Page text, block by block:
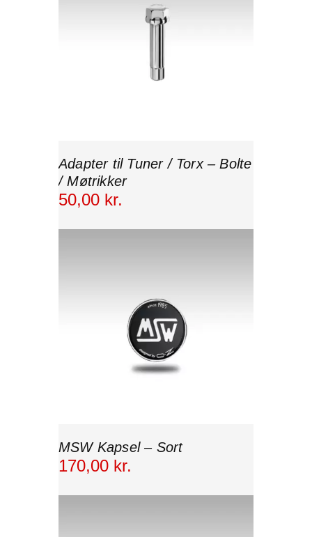
Adapter til Tuner / Torx – Bolte
/ Møtrikker
50,00 kr.
MSW Kapsel – Sort
170,00 kr.